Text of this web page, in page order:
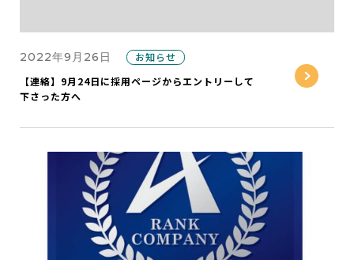
2022年9月26日
お知らせ
【連絡】9月24日に採用ページからエントリーして
下さった方へ